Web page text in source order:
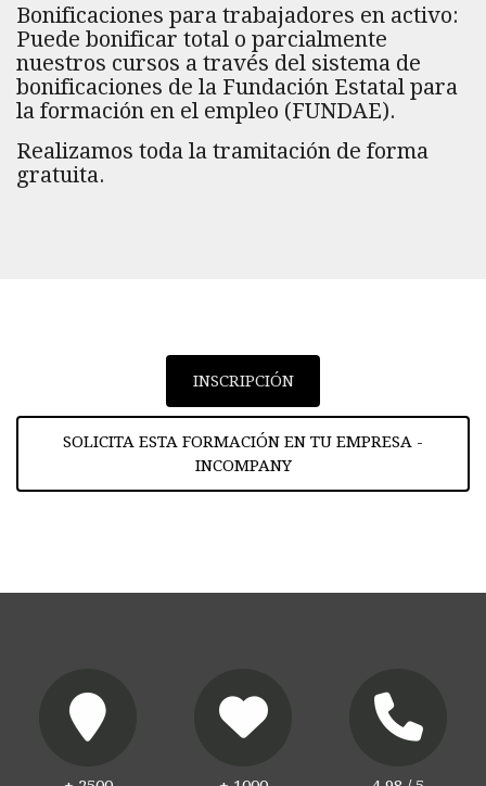
Bonificaciones para trabajadores en activo:
Puede bonificar total o parcialmente
nuestros cursos a través del sistema de
bonificaciones de la Fundación Estatal para
la formación en el empleo (FUNDAE).
Realizamos toda la tramitación de forma
gratuita.
INSCRIPCIÓN
SOLICITA ESTA FORMACIÓN EN TU EMPRESA -
INCOMPANY